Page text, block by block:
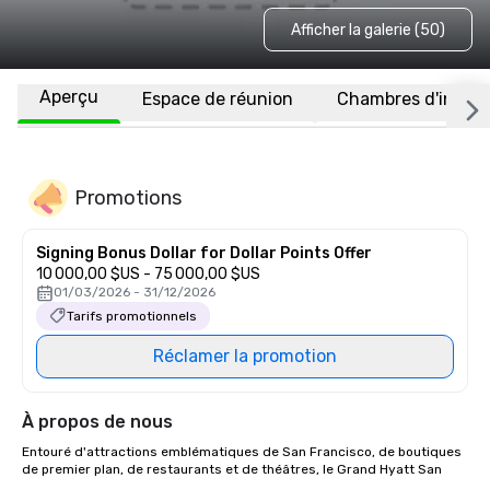
Afficher la galerie (50)
Aperçu Espace de réunion Chambres
Promotions
Signing Bonus Dollar for Dollar Points Offer
10 000,00 $US - 75 000,00 $US
01/03/2026 - 31/12/2026
Tarifs promotionnels
Réclamer la promotion
À propos de nous
Entouré d'attractions emblématiques de San Francisco, de boutiques
de premier plan, de restaurants et de théâtres, le Grand Hyatt San